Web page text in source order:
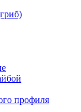
профиля